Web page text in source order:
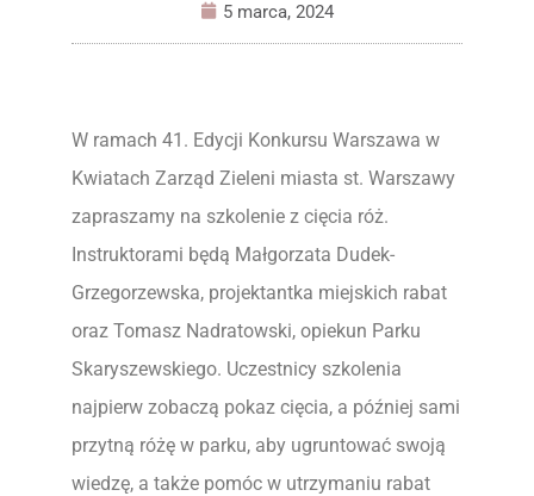
5 marca, 2024
W ramach 41. Edycji Konkursu Warszawa w
Kwiatach Zarząd Zieleni miasta st. Warszawy
zapraszamy na szkolenie z cięcia róż.
Instruktorami będą Małgorzata Dudek-
Grzegorzewska, projektantka miejskich rabat
oraz Tomasz Nadratowski, opiekun Parku
Skaryszewskiego. Uczestnicy szkolenia
najpierw zobaczą pokaz cięcia, a później sami
przytną różę w parku, aby ugruntować swoją
wiedzę, a także pomóc w utrzymaniu rabat